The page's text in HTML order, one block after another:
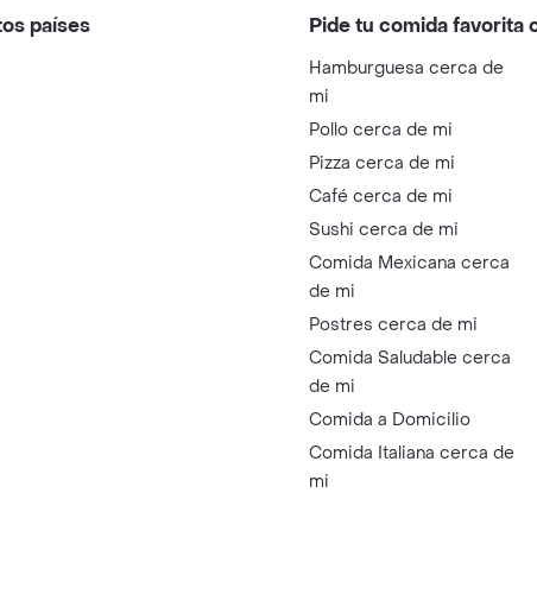
países Pide tu comida favorita
Hamburguesa cerca de
mi
Pollo cerca de mi
Pizza cerca de mi
Café cerca de mi
Sushi cerca de mi
Comida Mexicana cerca
de mi
Postres cerca de mi
Comida Saludable cerca
de mi
Comida a Domicilio
Comida Italiana cerca de
mi